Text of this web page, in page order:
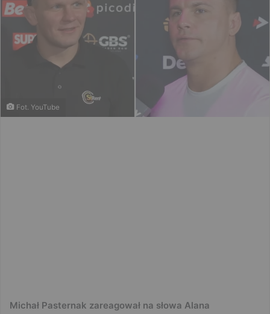
Fot. YouTube
Michał Pasternak zareagował na słowa Alana